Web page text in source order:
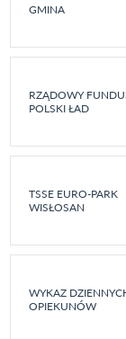
GMINA
RZĄDOWY
POLSKI ŁAD
TSSE EURO-PARK
WISŁOSAN
WYKAZ
OPIEKUNÓW